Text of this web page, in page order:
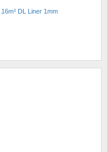
DL Liner 1mm